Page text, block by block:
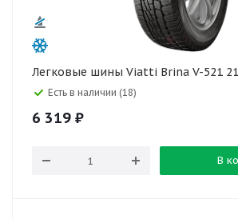
Легковые шины Viatti Brina V-521
Есть в наличии (18)
6 319 ₽
В